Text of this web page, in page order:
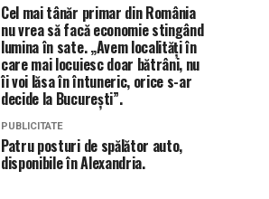
Cel mai tânăr primar din România
nu vrea să facă economie stingând
lumina în sate. „Avem localități în
care mai locuiesc doar bătrâni, nu
îi voi lăsa în întuneric, orice s-ar
decide la București”.
PUBLICITATE
Patru posturi de spălător auto,
disponibile în Alexandria.